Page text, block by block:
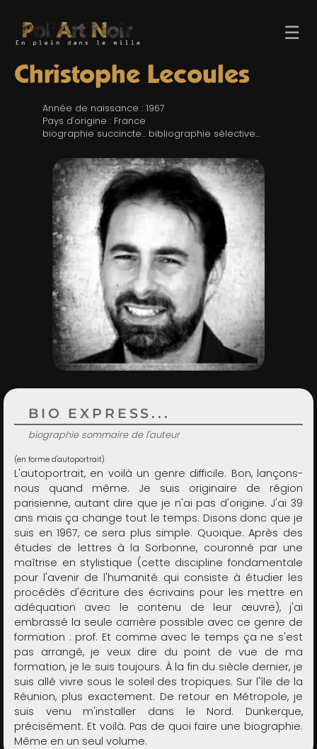
☰
TROMBINO
RECHERCHE
LIENS & FESTIVALS
UN POLAR AU HASARD
Christophe Lecoules
Année de naissance : 1967
Pays d'origine : France
biographie succincte... bibliographie sélective...
BIO EXPRESS...
biographie sommaire de l'auteur
(en forme d'autoportrait)
L'autoportrait, en voilà un genre difficile. Bon, lançons-
nous quand même. Je suis originaire de région
parisienne, autant dire que je n'ai pas d'origine. J'ai 39
ans mais ça change tout le temps. Disons donc que je
suis en 1967, ce sera plus simple. Quoique. Après des
études de lettres à la Sorbonne, couronné par une
maîtrise en stylistique (cette discipline fondamentale
pour l'avenir de l'humanité qui consiste à étudier les
procédés d'écriture des écrivains pour les mettre en
adéquation avec le contenu de leur œuvre), j'ai
embrassé la seule carrière possible avec ce genre de
formation : prof. Et comme avec le temps ça ne s'est
pas arrangé, je veux dire du point de vue de ma
formation, je le suis toujours. À la fin du siècle dernier, je
suis allé vivre sous le soleil des tropiques. Sur l'île de la
Réunion, plus exactement. De retour en Métropole, je
suis venu m'installer dans le Nord. Dunkerque,
précisément. Et voilà. Pas de quoi faire une biographie.
Même en un seul volume.